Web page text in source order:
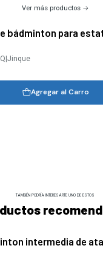
Ver más productos
bádminton para
|Jinque
Agregar al Carro
TAMBIÉN PODRÍA INTERESARTE UNO DE ESTOS
intermedia de